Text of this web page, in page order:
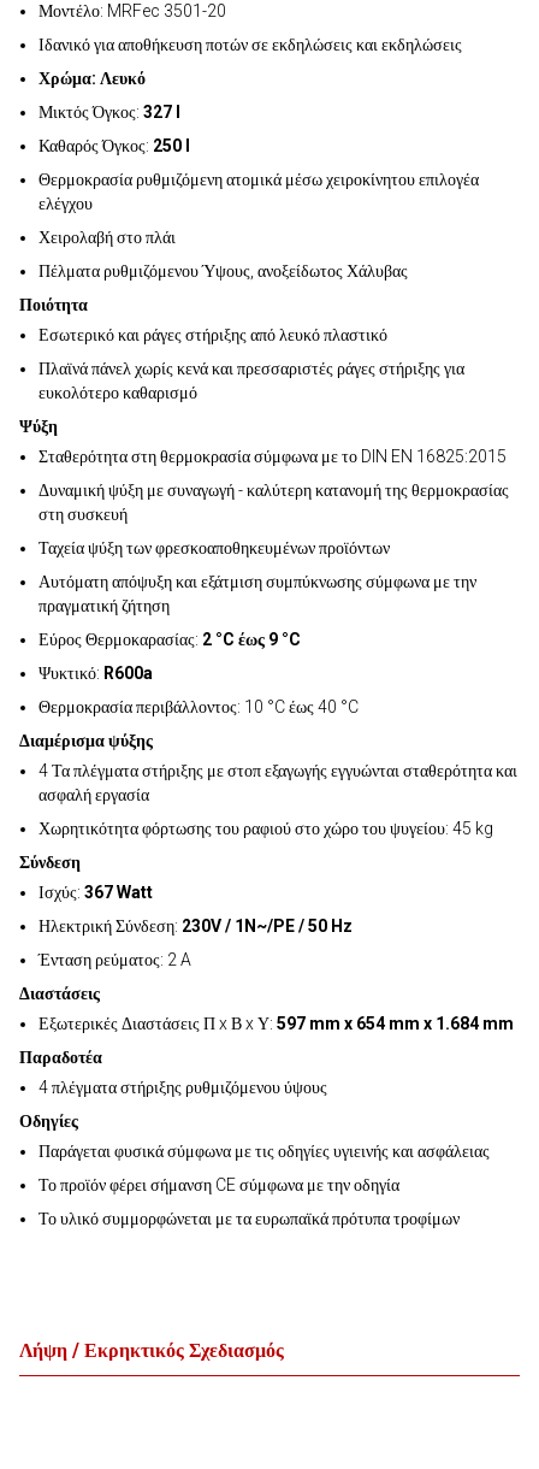
Μοντέλο: MRFec 3501-20
Ιδανικό για αποθήκευση ποτών σε εκδηλώσεις και εκδηλώσεις
Χρώμα: Λευκό
Μικτός Όγκος: 327 l
Καθαρός Όγκος: 250 l
Θερμοκρασία ρυθμιζόμενη ατομικά μέσω χειροκίνητου επιλογέα
ελέγχου
Χειρολαβή στο πλάι
Πέλματα ρυθμιζόμενου Ύψους, ανοξείδωτος Χάλυβας
Ποιότητα
Εσωτερικό και ράγες στήριξης από λευκό πλαστικό
Πλαϊνά πάνελ χωρίς κενά και πρεσσαριστές ράγες στήριξης για
ευκολότερο καθαρισμό
Ψύξη
Σταθερότητα στη θερμοκρασία σύμφωνα με το DIN EN 16825:2015
Δυναμική ψύξη με συναγωγή - καλύτερη κατανομή της θερμοκρασίας
στη συσκευή
Ταχεία ψύξη των φρεσκοαποθηκευμένων προϊόντων
Αυτόματη απόψυξη και εξάτμιση συμπύκνωσης σύμφωνα με την
πραγματική ζήτηση
Εύρος Θερμοκαρασίας: 2 °C έως 9 °C
Ψυκτικό: R600a
Θερμοκρασία περιβάλλοντος: 10 °C έως 40 °C
Διαμέρισμα ψύξης
4 Τα πλέγματα στήριξης με στοπ εξαγωγής εγγυώνται σταθερότητα και
ασφαλή εργασία
Χωρητικότητα φόρτωσης του ραφιού στο χώρο του ψυγείου: 45 kg
Σύνδεση
Ισχύς: 367 Watt
Ηλεκτρική Σύνδεση: 230V / 1N~/PE / 50 Hz
Ένταση ρεύματος: 2 A
Διαστάσεις
Εξωτερικές Διαστάσεις Π x Β x Υ: 597 mm x 654 mm x 1.684 mm
Παραδοτέα
4 πλέγματα στήριξης ρυθμιζόμενου ύψους
Οδηγίες
Παράγεται φυσικά σύμφωνα με τις οδηγίες υγιεινής και ασφάλειας
Το προϊόν φέρει σήμανση CE σύμφωνα με την οδηγία
Το υλικό συμμορφώνεται με τα ευρωπαϊκά πρότυπα τροφίμων
Λήψη / Εκρηκτικός Σχεδιασμός